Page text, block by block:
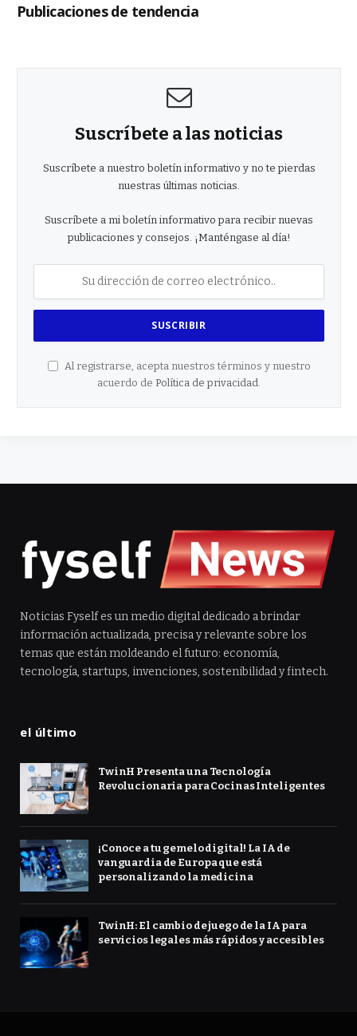
Publicaciones de tendencia
Suscríbete a las noticias
Suscríbete a nuestro boletín informativo y no te pierdas
nuestras últimas noticias.
Suscríbete a mi boletín informativo para recibir nuevas
publicaciones y consejos. ¡Manténgase al día!
Al registrarse, acepta nuestros términos y nuestro
acuerdo de Política de privacidad
Noticias Fyself es un medio digital dedicado a brindar
información actualizada, precisa y relevante sobre los
temas que están moldeando el futuro: economía,
tecnología, startups, invenciones, sostenibilidad y fintech.
el último
TwinH Presenta una Tecnología
Revolucionaria para Cocinas Inteligentes
¡Conoce a tu gemelo digital! La IA de
vanguardia de Europa que está
personalizando la medicina
TwinH: El cambio de juego de la IA para
servicios legales más rápidos y accesibles